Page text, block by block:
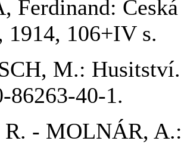
Ferdinand:
106+IV s.
M.:
86263-40-1.
- MOLNÁR,